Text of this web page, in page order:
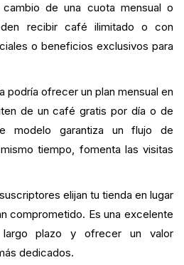
de una cuota mensual o
recibir café ilimitado o con
o beneficios exclusivos para
podría ofrecer un plan mensual en
de un café gratis por día o de
modelo garantiza un flujo de
tiempo, fomenta las visitas
elijan tu tienda en lugar
comprometido. Es una excelente
plazo y ofrecer un valor
dedicados.